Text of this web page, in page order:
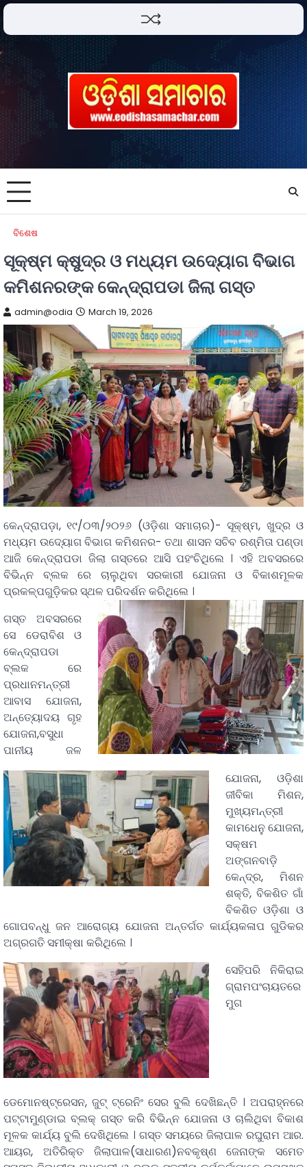
ବିଶେଷ
ସୂକ୍ଷ୍ମ କ୍ଷୁଦ୍ର ଓ ମଧ୍ୟମ ଉଦ୍ୟୋଗ ବିଭାଗ
କମିଶନରଙ୍କ କେନ୍ଦ୍ରାପଡା ଜିଲା ଗସ୍ତ
admin@odia March 19, 2026
କେନ୍ଦ୍ରାପଡ଼ା, ୧୯/୦୩/୨୦୨୬ (ଓଡ଼ିଶା ସମାଚାର)- ସୂକ୍ଷ୍ମ, ଖୁଦ୍ର ଓ
ମଧ୍ୟମ ଉଦ୍ୟୋଗ ବିଭାଗ କମିଶନର- ତଥା ଶାସନ ସଚିବ ରଶ୍ମିତା ପଣ୍ଡା
ଆଜି କେନ୍ଦ୍ରାପଡା ଜିଲା ଗସ୍ତରେ ଆସି ପହଂଚିଥିଲେ । ଏହି ଅବସରରେ
ବିଭିନ୍ନ ବ୍ଲକ ରେ ଚାଲୁଥିବା ସରକାରୀ ଯୋଜନା ଓ ବିକାଶମୂଳକ
ପ୍ରକଳ୍ପଗୁଡ଼ିକର ସ୍ଥଳ ପରିଦର୍ଶନ କରିଥିଲେ ।
ଗସ୍ତ ଅବସରରେ
ସେ ଡେରାବିଶ ଓ
କେନ୍ଦ୍ରାପଡା
ବ୍ଲକ ରେ
ପ୍ରଧାନମନ୍ତ୍ରୀ
ଆବାସ ଯୋଜନା,
ଅନ୍ତ୍ୟୋଦୟ ଗୃହ
ଯୋଜନା,ବସୁଧା
ପାନୀୟ ଜଳ
ଯୋଜନା, ଓଡ଼ିଶା
ଜୀବିକା ମିଶନ,
ମୁଖ୍ୟମନ୍ତ୍ରୀ
କାମଧେନୁ ଯୋଜନା,
ସକ୍ଷମ
ଅଙ୍ଗନବାଡ଼ି
କେନ୍ଦ୍ର, ମିଶନ
ଶକ୍ତି, ବିକଶିତ ଗାଁ
ବିକଶିତ ଓଡ଼ିଶା ଓ
ଗୋପବନ୍ଧୁ ଜନ ଆରୋଗ୍ୟ ଯୋଜନା ଅନ୍ତର୍ଗତ କାର୍ଯ୍ୟକଳାପ ଗୁଡିକର
ଅଗ୍ରଗତି ସମୀକ୍ଷା କରିଥିଲେ ।
ସେହିପରି ନିକିରାଇ
ଗ୍ରାମପଂଚାୟତରେ
ମୁଗ
ଡେମୋନଷ୍ଟ୍ରେସନ, ଜୁଟ୍ ଟ୍ରେନିଂ ସେର ବୁଲି ଦେଖିଛନ୍ତି । ଅପରାହ୍ନରେ
ପଟ୍ଟାମୁଣ୍ଡାଇ ବ୍ଲକ୍ ଗସ୍ତ କରି ବିଭିନ୍ନ ଯୋଜନା ଓ ଚାଲିଥିବା ବିକାଶ
ମୂଳକ କାର୍ଯ୍ୟ ବୁଲି ଦେଖିଥିଲେ । ଗସ୍ତ ସମୟରେ ଜିଲାପାଳ ରଘୁରାମ ଆର.
ଆୟର, ଅତିରିକ୍ତ ଜିଲାପାଳ(ସାଧାରଣ)ନବକୃଷ୍ଣ ଜେନାଙ୍କ ସମେତ